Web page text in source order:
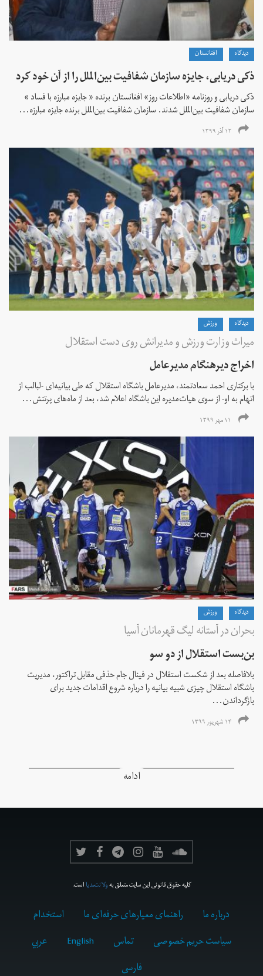
دیدگاه افغانستان
ذکی دریابی، جایزه سازمان شفافیت بین‌الملل را از آن خود کرد
ذکی دریابی و روزنامه «اطلاعات‌ روز» افغانستان برنده « جایزه مبارزه با فساد »
سازمان شفافیت بین‌الملل شدند. سازمان شفافیت بین‌الملل برنده جایزه مبارزه...
۱۲ آذر ۱۳۹۹
دیدگاه ورزش
میراث وزارت ورزش و مدیرانش روی دست استقلال
اخراج دیرهنگام مدیرعامل
با برکناری احمد سعادتمند، مدیرعامل باشگاه استقلال که طی بیانیه‌ای -لبالب از
اتهام به او- از سوی هیات‌مدیره این باشگاه اعلام شد، بعد از ماه‌های پرتنش...
۱۱ مهر ۱۳۹۹
دیدگاه ورزش
بحران در آستانه لیگ قهرمانان آسیا
بن‌بست استقلال از دو سو
بلافاصله بعد از شکست استقلال در فینال جام حذفی مقابل تراکتور، مدیریت
باشگاه استقلال چیزی شبیه بیانیه را درباره شروع اقدامات جدید برای
بازگرداندن...
۱۴ شهریور ۱۳۹۹
ادامه
کلیه حقوق قانونی این سایت متعلق بهولانت‌مدیااست.
درباره ما راهنمای معیارهای حرفه‌ای ما
استخدام
سیاست حریم خصوصی
تماس English
عربي
فارسى